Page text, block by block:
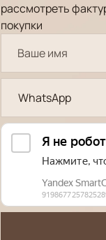
рассмотреть
покупки
WhatsApp